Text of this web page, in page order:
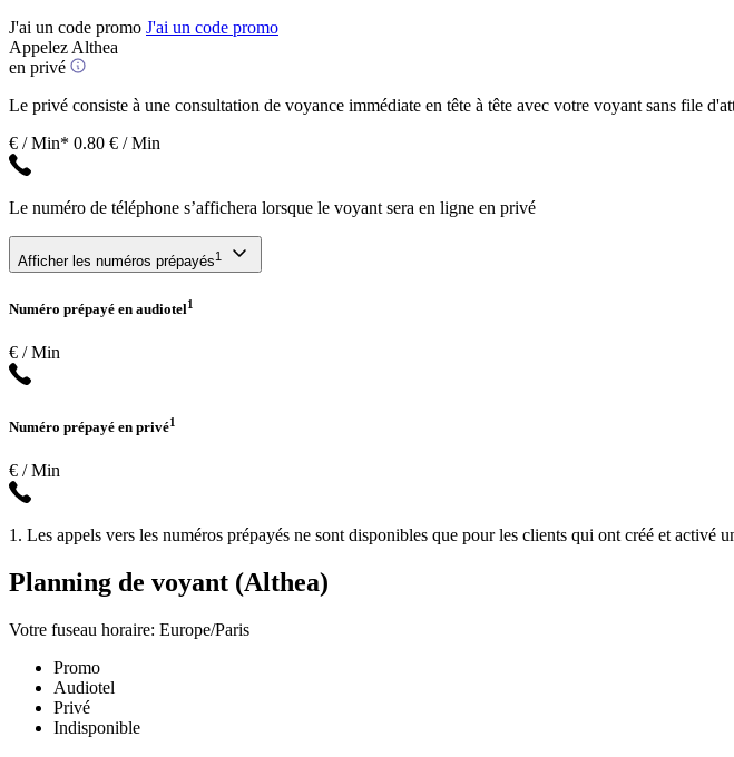
J'ai un code promo J'ai un code promo
Appelez Althea
en privé
Le privé consiste à une consultation de voyance immédiate en tête à tête avec votre voyant sans file
€ / Min* 0.80 € / Min
Le numéro de téléphone s’affichera lorsque le voyant sera en ligne en privé
Afficher les numéros prépayés1
Numéro prépayé en audiotel1
€ / Min
Numéro prépayé en privé1
€ / Min
1. Les appels vers les numéros prépayés ne sont disponibles que pour les clients qui ont créé et activé
Planning de voyant (Althea)
Votre fuseau horaire: Europe/Paris
Promo
Audiotel
Privé
Indisponible